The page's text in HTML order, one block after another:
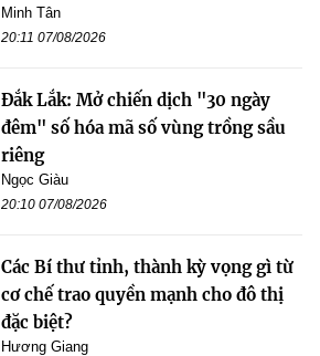
Minh Tân
20:11 07/08/2026
Đắk Lắk: Mở chiến dịch "30 ngày
đêm" số hóa mã số vùng trồng sầu
riêng
Ngọc Giàu
20:10 07/08/2026
Các Bí thư tỉnh, thành kỳ vọng gì từ
cơ chế trao quyền mạnh cho đô thị
đặc biệt?
Hương Giang